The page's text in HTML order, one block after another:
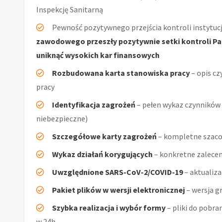
Inspekcję Sanitarną
Pewność pozytywnego przejścia kontroli
zawodowego przeszły pozytywnie setki kontroli
uniknąć wysokich kar finansowych
Rozbudowana karta stanowiska pracy– opis
pracy
Identyfikacja zagrożeń– pełen wykaz
niebezpieczne)
Szczegółowe karty zagrożeń– kompletne
Wykaz działań korygujących – konkretne
Uwzględnione SARS-CoV-2/COVID-19–
Pakiet plików w wersji elektronicznej– wersja
Szybka realizacja i wybór formy– pliki do